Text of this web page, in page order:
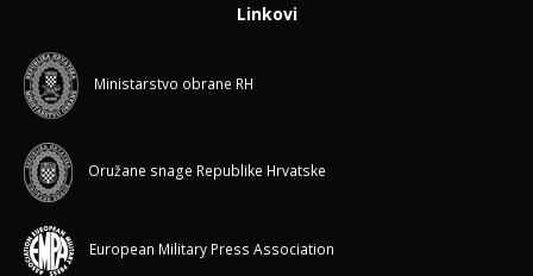
Linkovi
Ministarstvo obrane RH
Oružane snage Republike Hrvatske
European Military Press Association